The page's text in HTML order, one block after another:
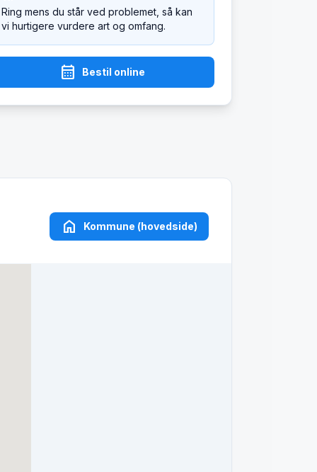
Ring mens du står ved problemet, så kan
vi hurtigere vurdere art og omfang.
calendar_month Bestil online
home Kommune (hovedside)